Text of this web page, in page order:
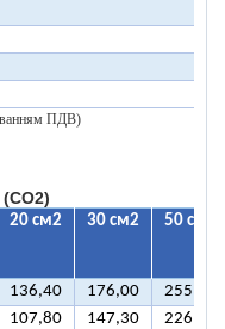
ПДВ)
20 см2 30 см2 50 см2
136,40 176,00
255,10
107,80 147,30
226,50